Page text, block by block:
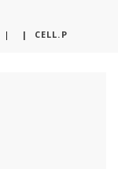
| CELL.P